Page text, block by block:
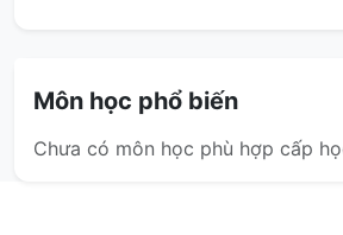
Môn học phổ biến
Chưa có môn học phù hợp cấp